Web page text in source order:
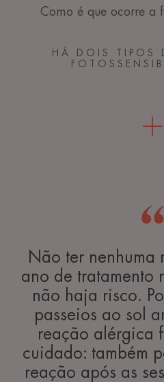
Como é que ocorre a
HÁ DOIS TIPOS
Não ter nenhuma
ano de tratamento
não haja risco.
passeios ao sol
reação alérgica
cuidado: também
reação após as